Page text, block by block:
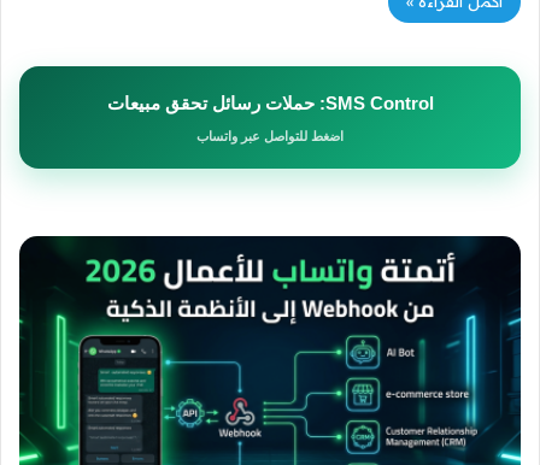
SMS Control: حملات رسائل تحقق مبيعات
اضغط للتواصل عبر واتساب